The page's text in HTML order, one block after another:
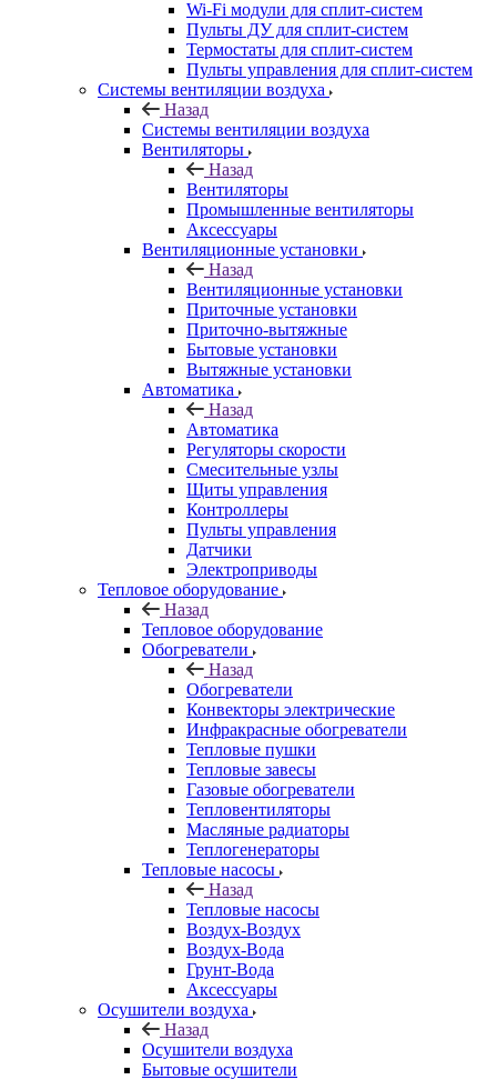
Wi-Fi модули для сплит-систем
Пульты ДУ для сплит-систем
Термостаты для сплит-систем
Пульты управления для сплит-систем
Системы вентиляции воздуха
Назад
Системы вентиляции воздуха
Вентиляторы
Назад
Вентиляторы
Промышленные вентиляторы
Аксессуары
Вентиляционные установки
Назад
Вентиляционные установки
Приточные установки
Приточно-вытяжные
Бытовые установки
Вытяжные установки
Автоматика
Назад
Автоматика
Регуляторы скорости
Смесительные узлы
Щиты управления
Контроллеры
Пульты управления
Датчики
Электроприводы
Тепловое оборудование
Назад
Тепловое оборудование
Обогреватели
Назад
Обогреватели
Конвекторы электрические
Инфракрасные обогреватели
Тепловые пушки
Тепловые завесы
Газовые обогреватели
Тепловентиляторы
Масляные радиаторы
Теплогенераторы
Тепловые насосы
Назад
Тепловые насосы
Воздух-Воздух
Воздух-Вода
Грунт-Вода
Аксессуары
Осушители воздуха
Назад
Осушители воздуха
Бытовые осушители